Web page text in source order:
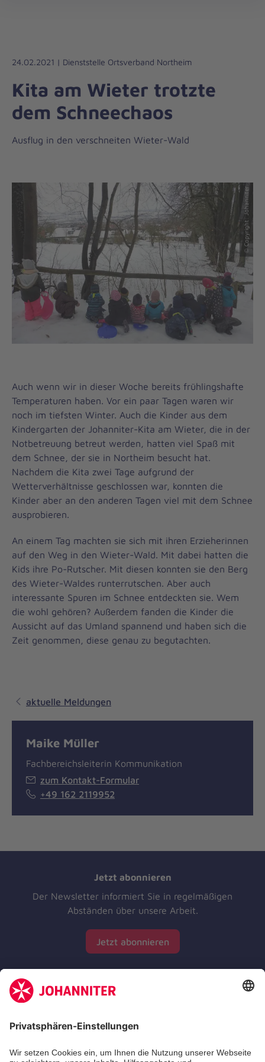
Liebe
Leben
24.02.2021 | Dienststelle Ortsverband Northeim
Kita am Wieter trotzte
dem Schneechaos
Ausflug in den verschneiten Wieter-Wald
© Copyright: Johanniter
Auch wenn wir in dieser Woche bereits frühlingshafte
Temperaturen haben. Vor ein paar Tagen waren wir
noch im tiefsten Winter. Auch die Kinder aus dem
Kindergarten der Johanniter-Kita am Wieter, die in der
Notbetreuung betreut werden, hatten viel Spaß mit
dem Schnee, der sie in Northeim besucht hat.
Nachdem die Kita zwei Tage aufgrund der
Wetterverhältnisse geschlossen war, konnten die
Kinder aber an den anderen Tagen viel mit dem Schnee
ausprobieren.
An einem Tag machten sie sich mit ihren Erzieherinnen
auf den Weg in den Wieter-Wald. Mit dabei hatten die
Kids ihre Po-Rutscher. Mit diesen konnten sie den Berg
des Wieter-Waldes runterrutschen. Aber auch
interessante Spuren im Schnee entdeckten sie. Wem
die wohl gehören? Außerdem fanden die Kinder die
Aussicht auf das Umland spannend und haben sich die
Zeit genommen, diese genau zu begutachten.
aktuelle Meldungen
Maike Müller
Fachbereichsleiterin Kommunikation
zum Kontakt-Formular
+49 162 2119952
Jetzt abonnieren
Der Newsletter informiert Sie in regelmäßigen
Abständen über unsere Arbeit.
Jetzt abonnieren
Zertifizierung der Johanniter-Unfall-Hilfe e.V.